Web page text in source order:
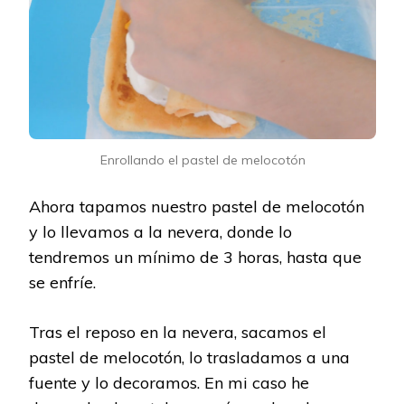
Enrollando el pastel de melocotón
Ahora tapamos nuestro pastel de melocotón
y lo llevamos a la nevera, donde lo
tendremos un mínimo de 3 horas, hasta que
se enfríe.
Tras el reposo en la nevera, sacamos el
pastel de melocotón, lo trasladamos a una
fuente y lo decoramos. En mi caso he